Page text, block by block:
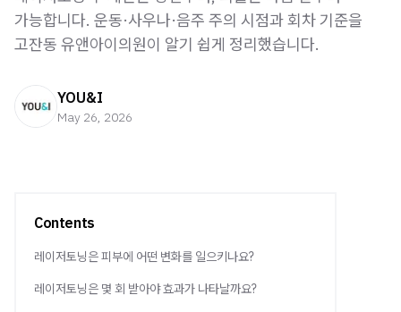
가능합니다. 운동·사우나·음주 주의 시점과 회차 기준을
고잔동 유앤아이의원이 알기 쉽게 정리했습니다.
YOU&I
May 26, 2026
Contents
레이저토닝은 피부에 어떤 변화를 일으키나요?
레이저토닝은 몇 회 받아야 효과가 나타날까요?